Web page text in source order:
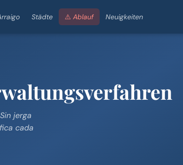
Städte ⚠️ Ablauf Neuigkeiten
jerga
cada